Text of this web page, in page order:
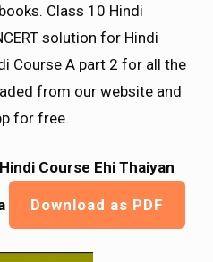
Class 10 Hindi
solution for Hindi
Course A part 2 for all the
from our website and
for free.
Course Ehi Thaiyan
Download as PDF